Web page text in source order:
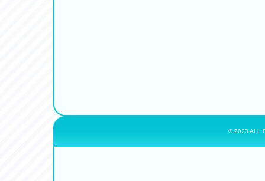
© 2023 ALL